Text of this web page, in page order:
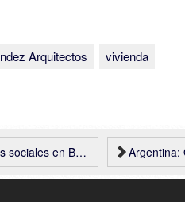
Arquitectos vivienda
Argentina:
+ Selva & Maugin Architectes